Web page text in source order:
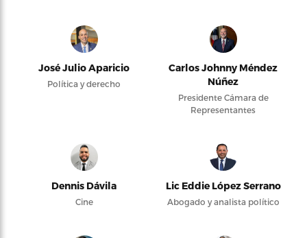
José Julio Aparicio
Política y derecho
Carlos Johnny Méndez
Núñez
Presidente Cámara de
Representantes
Dennis Dávila
Cine
Lic Eddie López Serrano
Abogado y analista político